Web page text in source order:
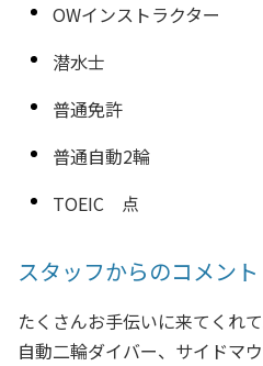
OWインストラクター
潜水士
普通免許
普通自動2輪
TOEIC 点
スタッフからのコメント
たくさんお手伝いに来てくれ
自動二輪ダイバー、サイドマ